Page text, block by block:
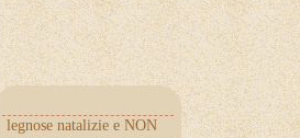
legnose natalizie e NON